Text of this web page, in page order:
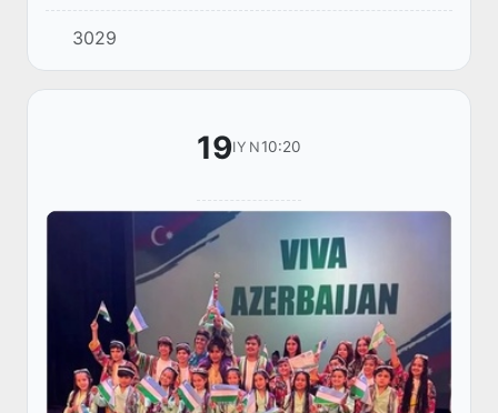
investitsiyalar, sanoat va savdo vaziri Laziz
Kudratov Oʻzbekiston va Ozarbayjon oʻrtasidagi
savdo-iqtisodi...
3029
19IYN10:20